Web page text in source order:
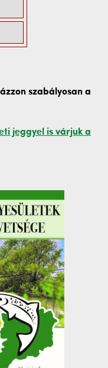
szabályosan a
jeggyel is várjuk a